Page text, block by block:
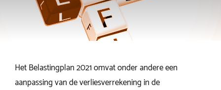
Het Belastingplan 2021 omvat onder andere een
aanpassing van de verliesverrekening in de